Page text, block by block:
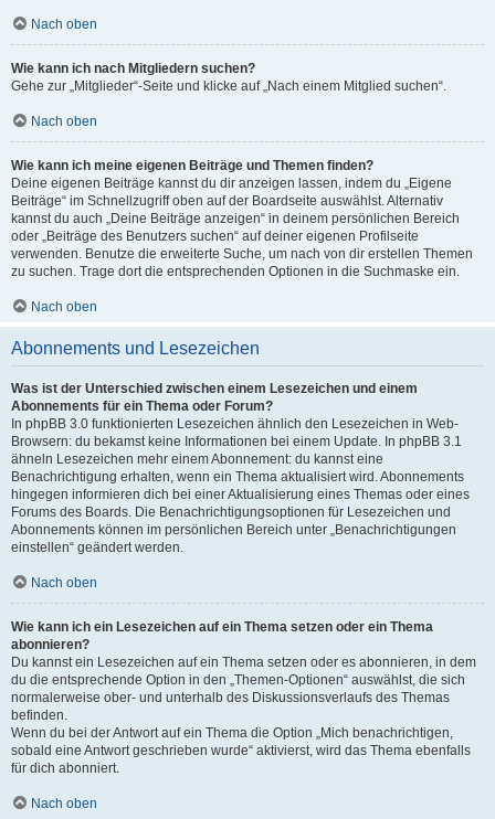
Nach oben
Wie kann ich nach Mitgliedern suchen?
Gehe zur „Mitglieder“-Seite und klicke auf „Nach einem Mitglied suchen“.
Nach oben
Wie kann ich meine eigenen Beiträge und Themen finden?
Deine eigenen Beiträge kannst du dir anzeigen lassen, indem du „Eigene
Beiträge“ im Schnellzugriff oben auf der Boardseite auswählst. Alternativ
kannst du auch „Deine Beiträge anzeigen“ in deinem persönlichen Bereich
oder „Beiträge des Benutzers suchen“ auf deiner eigenen Profilseite
verwenden. Benutze die erweiterte Suche, um nach von dir erstellen Themen
zu suchen. Trage dort die entsprechenden Optionen in die Suchmaske ein.
Nach oben
Abonnements und Lesezeichen
Was ist der Unterschied zwischen einem Lesezeichen und einem
Abonnements für ein Thema oder Forum?
In phpBB 3.0 funktionierten Lesezeichen ähnlich den Lesezeichen in Web-
Browsern: du bekamst keine Informationen bei einem Update. In phpBB 3.1
ähneln Lesezeichen mehr einem Abonnement: du kannst eine
Benachrichtigung erhalten, wenn ein Thema aktualisiert wird. Abonnements
hingegen informieren dich bei einer Aktualisierung eines Themas oder eines
Forums des Boards. Die Benachrichtigungsoptionen für Lesezeichen und
Abonnements können im persönlichen Bereich unter „Benachrichtigungen
einstellen“ geändert werden.
Nach oben
Wie kann ich ein Lesezeichen auf ein Thema setzen oder ein Thema
abonnieren?
Du kannst ein Lesezeichen auf ein Thema setzen oder es abonnieren, in dem
du die entsprechende Option in den „Themen-Optionen“ auswählst, die sich
normalerweise ober- und unterhalb des Diskussionsverlaufs des Themas
befinden.
Wenn du bei der Antwort auf ein Thema die Option „Mich benachrichtigen,
sobald eine Antwort geschrieben wurde“ aktivierst, wird das Thema ebenfalls
für dich abonniert.
Nach oben